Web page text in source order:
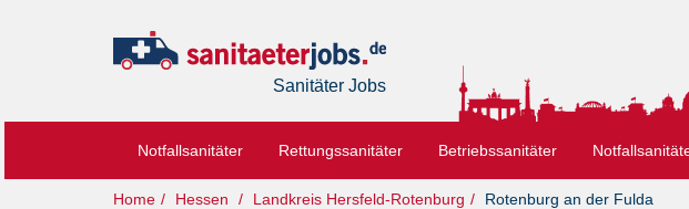
Sanitäter Jobs
Notfallsanitäter Rettungssanitäter Betriebssanitäter
Home Hessen Landkreis Hersfeld-Rotenburg Rotenburg an der Fulda